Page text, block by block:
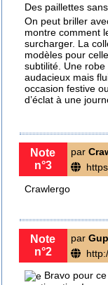
Des paillettes
On peut briller
montre comment
surcharger. La
modèles pour
subtilité. Une robe
audacieux mais
occasion festive
d’éclat à une
Note
n°3
par
Crawlergo
Note
n°2
par
Bravo pour